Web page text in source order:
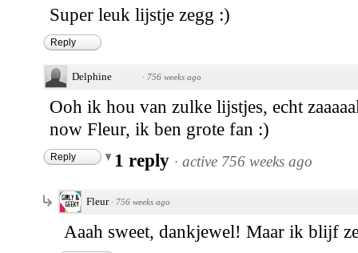
Super leuk lijstje zegg :)
Reply
Delphine · 756 weeks ago
Ooh ik hou van zulke lijstjes, echt
now Fleur, ik ben grote fan :)
Reply 1 reply · active 756 weeks ago
Fleur · 756 weeks ago
Aaah sweet, dankjewel! Maar ik blijf